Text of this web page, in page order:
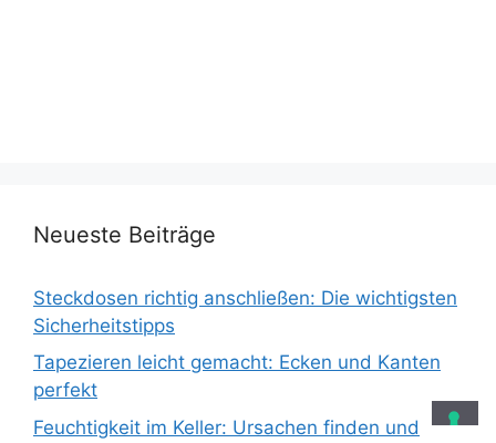
Neueste Beiträge
Steckdosen richtig anschließen: Die wichtigsten
Sicherheitstipps
Tapezieren leicht gemacht: Ecken und Kanten
perfekt
Feuchtigkeit im Keller: Ursachen finden und